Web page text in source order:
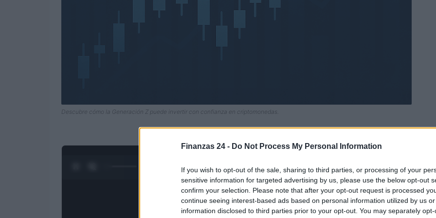
Finanzas 24 - Do Not Process My Personal Information
If you wish to opt-out of the sale, sharing to third parties, or processing of your
sensitive information for targeted advertising by us, please use the below opt-out
confirm your selection. Please note that after your opt-out request is processed
continue seeing interest-based ads based on personal information utilized by us
information disclosed to third parties prior to your opt-out. You may separately
Descubre cómo la Generación Z puede invertir con confianza en criptomonedas.
1/ POWERED BY